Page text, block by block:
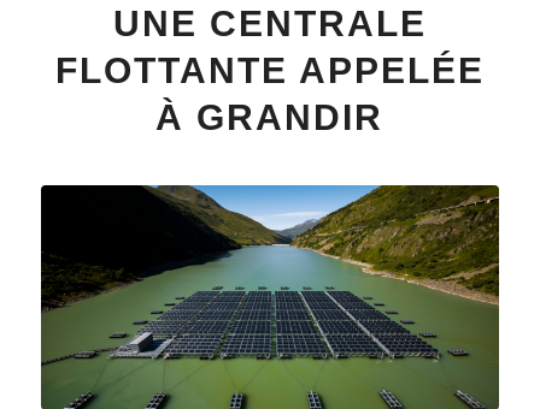
UNE CENTRALE
FLOTTANTE APPELÉE
À GRANDIR